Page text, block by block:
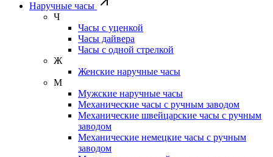
Наручные часы
Ч
Часы с уценкой
Часы дайвера
Часы с одной стрелкой
Ж
Женские наручные часы
М
Мужские наручные часы
Механические часы с ручным заводом
Механические швейцарские часы с ручным
заводом
Механические немецкие часы с ручным
заводом